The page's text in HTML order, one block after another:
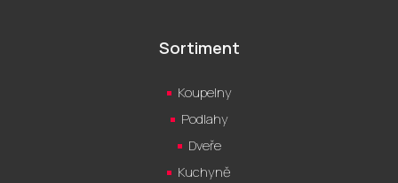
Sortiment
Koupelny
Podlahy
Dveře
Kuchyně